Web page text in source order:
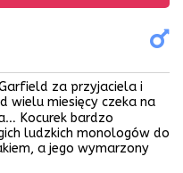
za przyjaciela i
wielu miesięcy czeka na
Kocurek bardzo
ludzkich monologów do
a jego wymarzony